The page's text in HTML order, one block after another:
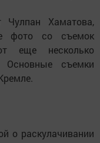
Чулпан Хаматова,
фото со съемок
еще несколько
Основные съемки
о раскулачивании